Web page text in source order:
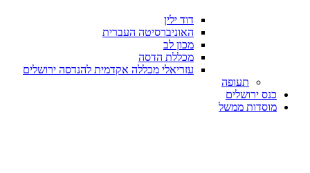
דוד ילין
האוניברסיטה העברית
מכון לב
מכללת הדסה
עזריאלי מכללה אקדמית להנדסה ירושלים
תעופה
כנס ירושלים
מוסדות ממשל